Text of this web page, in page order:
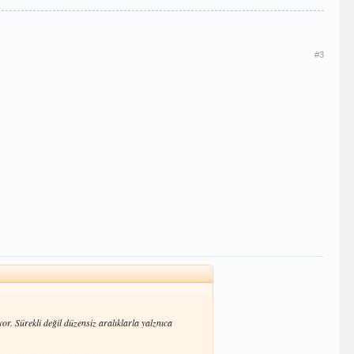
#3
Sürekli değil düzensiz aralıklarla yalznıca